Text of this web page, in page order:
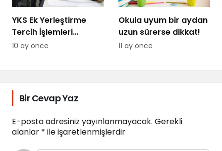
YKS Ek Yerleştirme
Tercih İşlemleri
Başladı
10 ay önce
Okula uyum bir aydan
uzun sürerse dikkat!
11 ay önce
Bir Cevap Yaz
E-posta adresiniz yayınlanmayacak. Gerekli
alanlar * ile işaretlenmişlerdir